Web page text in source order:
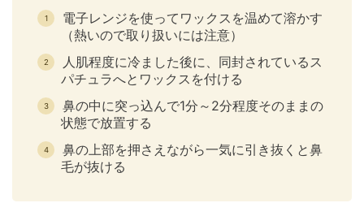
電子レンジを使ってワックスを温めて溶かす
（熱いので取り扱いには注意）
人肌程度に冷ました後に、同封されているス
パチュラへとワックスを付ける
鼻の中に突っ込んで1分～2分程度そのままの
状態で放置する
鼻の上部を押さえながら一気に引き抜くと鼻
毛が抜ける